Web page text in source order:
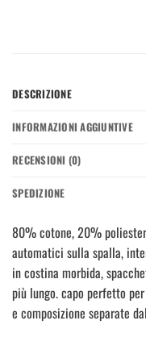
DESCRIZIONE
INFORMAZIONI AGGIUNTIVE
RECENSIONI (0)
SPEDIZIONE
80% cotone, 20%
automatici sulla spalla,
in costina morbida,
più lungo. capo perfetto
e composizione separate